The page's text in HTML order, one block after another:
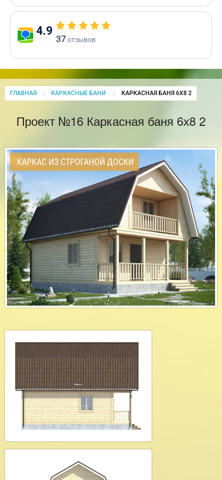
4.9
37отзывов
ГЛАВНАЯ КАРКАСНЫЕ БАНИ CURRENT:
КАРКАСНАЯ БАНЯ 6Х8 2
Проект №16 Каркасная баня 6х8 2
КАРКАС ИЗ СТРОГАНОЙ ДОСКИ